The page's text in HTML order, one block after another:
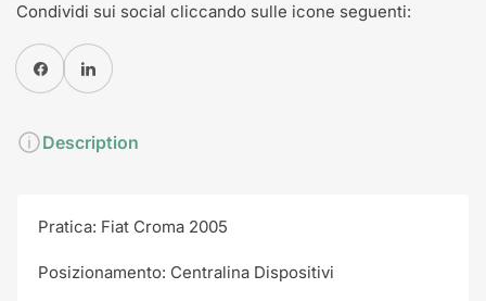
Condividi sui social cliccando sulle icone seguenti:
Condividi su FacebookCondividi su Pinterest
Description
Pratica: Fiat Croma 2005
Posizionamento: Centralina Dispositivi